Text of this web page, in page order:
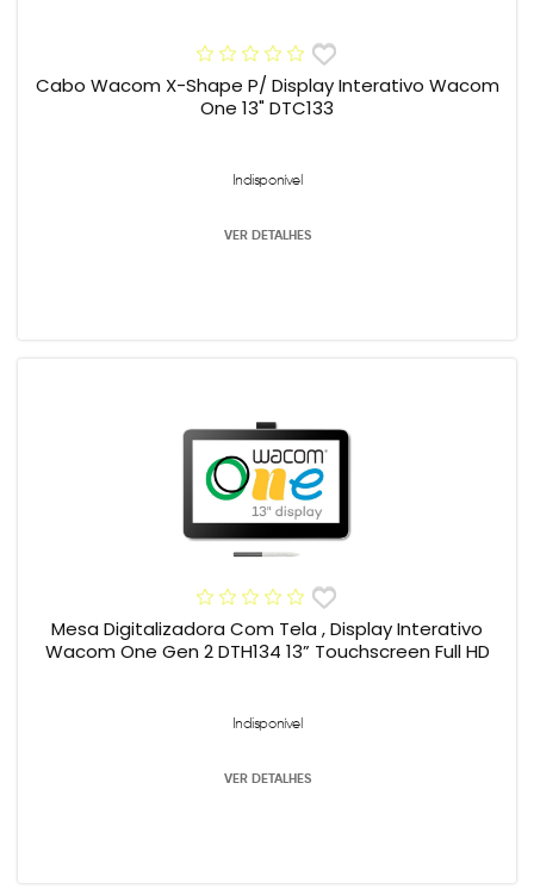
Cabo Wacom X-Shape P/ Display Interativo Wacom
One 13" DTC133
Indisponível
VER DETALHES
Mesa Digitalizadora Com Tela , Display Interativo
Wacom One Gen 2 DTH134 13” Touchscreen Full HD
Indisponível
VER DETALHES